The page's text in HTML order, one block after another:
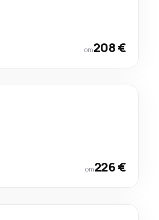
от208 €
от226 €